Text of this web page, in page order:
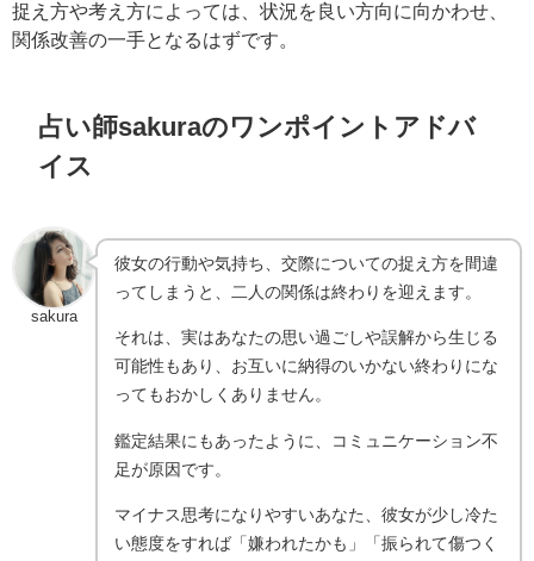
捉え方や考え方によっては、状況を良い方向に向かわせ、
関係改善の一手となるはずです。
占い師sakuraのワンポイントアドバ
イス
sakura
彼女の行動や気持ち、交際についての捉え方を間違
ってしまうと、二人の関係は終わりを迎えます。
それは、実はあなたの思い過ごしや誤解から生じる
可能性もあり、お互いに納得のいかない終わりにな
ってもおかしくありません。
鑑定結果にもあったように、コミュニケーション不
足が原因です。
マイナス思考になりやすいあなた、彼女が少し冷た
い態度をすれば「嫌われたかも」「振られて傷つく